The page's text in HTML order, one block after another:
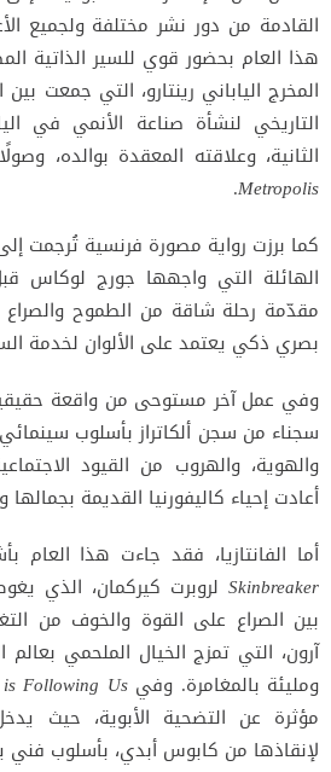
القادمة من دور نشر مختلفة ولجميع
هذا العام بحضور قوي للسير الذاتية
المخرج الياباني رينتارو، التي جمعت
التاريخي لنشأة صناعة الأنمي في
الثانية، وعلاقته المعقدة بوالده،
Metropolis
.
كما برزت رواية مصورة فرنسية تُرجمت إلى
الهائلة التي واجهها جورج لوكاس
مقدّمة رحلة شاقة من الطموح والصراع
بصري ذكي يعتمد على الألوان لخدمة
وفي عمل آخر مستوحى من واقعة
سجناء من سجن ألكاتراز بأسلوب
والهوية، والهروب من القيود
أعادت إحياء كاليفورنيا القديمة
أما الفانتازيا، فقد جاءت هذا العام
Skinbreaker لروبرت كيركمان، الذي
بين الصراع على القوة والخوف من
آرون، التي تمزج الخيال الملحمي
ومليئة بالمغامرة. وفيFollowing Us
مؤثرة عن التضحية الأبوية، حيث
لإنقاذها من كابوس أبدي، بأسلوب فني